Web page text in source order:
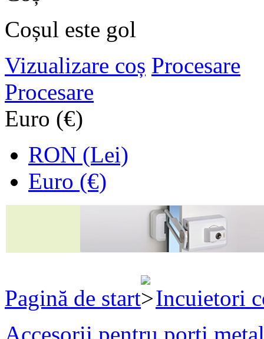
Coșul este gol
Vizualizare coș Procesare
Procesare
Euro (€)
RON (Lei)
Euro (€)
Pagină de start
Incuietori